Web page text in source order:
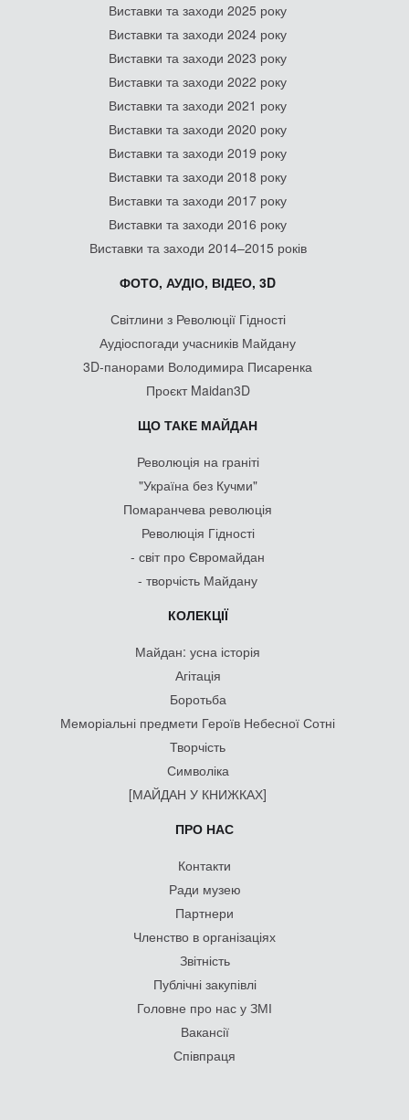
Виставки та заходи 2025 року
Виставки та заходи 2024 року
Виставки та заходи 2023 року
Виставки та заходи 2022 року
Виставки та заходи 2021 року
Виставки та заходи 2020 року
Виставки та заходи 2019 року
Виставки та заходи 2018 року
Виставки та заходи 2017 року
Виставки та заходи 2016 року
Виставки та заходи 2014–2015 років
ФОТО, АУДІО, ВІДЕО, 3D
Світлини з Революції Гідності
Аудіоспогади учасників Майдану
3D-панорами Володимира Писаренка
Проєкт Maidan3D
ЩО ТАКЕ МАЙДАН
Революція на граніті
"Україна без Кучми"
Помаранчева революція
Революція Гідності
- світ про Євромайдан
- творчість Майдану
КОЛЕКЦІЇ
Майдан: усна історія
Агітація
Боротьба
Меморіальні предмети Героїв Небесної Сотні
Творчість
Символіка
[МАЙДАН У КНИЖКАХ]
ПРО НАС
Контакти
Ради музею
Партнери
Членство в організаціях
Звітність
Публічні закупівлі
Головне про нас у ЗМІ
Вакансії
Співпраця